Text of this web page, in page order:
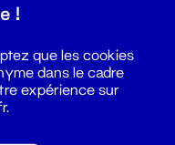
!
que les cookies
dans le cadre
expérience sur